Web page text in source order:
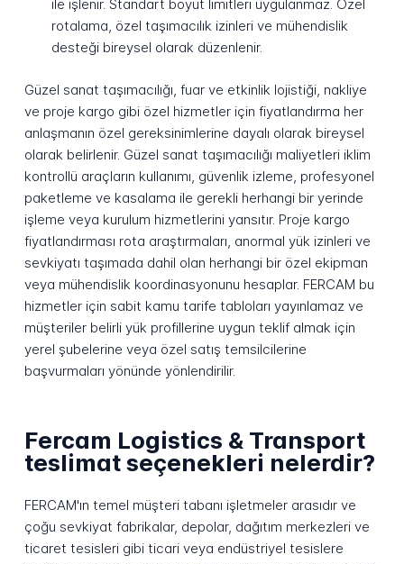
ile işlenir. Standart boyut limitleri uygulanmaz. Özel
rotalama, özel taşımacılık izinleri ve mühendislik
desteği bireysel olarak düzenlenir.
Güzel sanat taşımacılığı, fuar ve etkinlik lojistiği, nakliye
ve proje kargo gibi özel hizmetler için fiyatlandırma her
anlaşmanın özel gereksinimlerine dayalı olarak bireysel
olarak belirlenir. Güzel sanat taşımacılığı maliyetleri iklim
kontrollü araçların kullanımı, güvenlik izleme, profesyonel
paketleme ve kasalama ile gerekli herhangi bir yerinde
işleme veya kurulum hizmetlerini yansıtır. Proje kargo
fiyatlandırması rota araştırmaları, anormal yük izinleri ve
sevkiyatı taşımada dahil olan herhangi bir özel ekipman
veya mühendislik koordinasyonunu hesaplar. FERCAM bu
hizmetler için sabit kamu tarife tabloları yayınlamaz ve
müşteriler belirli yük profillerine uygun teklif almak için
yerel şubelerine veya özel satış temsilcilerine
başvurmaları yönünde yönlendirilir.
Fercam Logistics & Transport
teslimat seçenekleri nelerdir?
FERCAM'ın temel müşteri tabanı işletmeler arasıdır ve
çoğu sevkiyat fabrikalar, depolar, dağıtım merkezleri ve
ticaret tesisleri gibi ticari veya endüstriyel tesislere